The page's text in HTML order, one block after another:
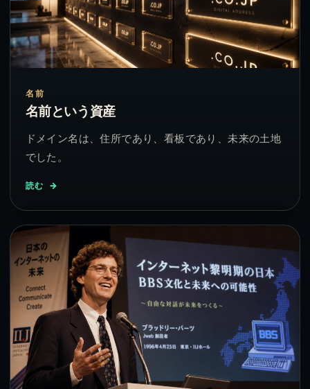
名前
名前という資産
ドメイン名は、住所であり、看板であり、未来の土地
でした。
読む